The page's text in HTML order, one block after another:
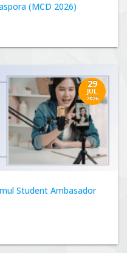
(MCD 2026)
29
JUL
2026
Student Ambasador